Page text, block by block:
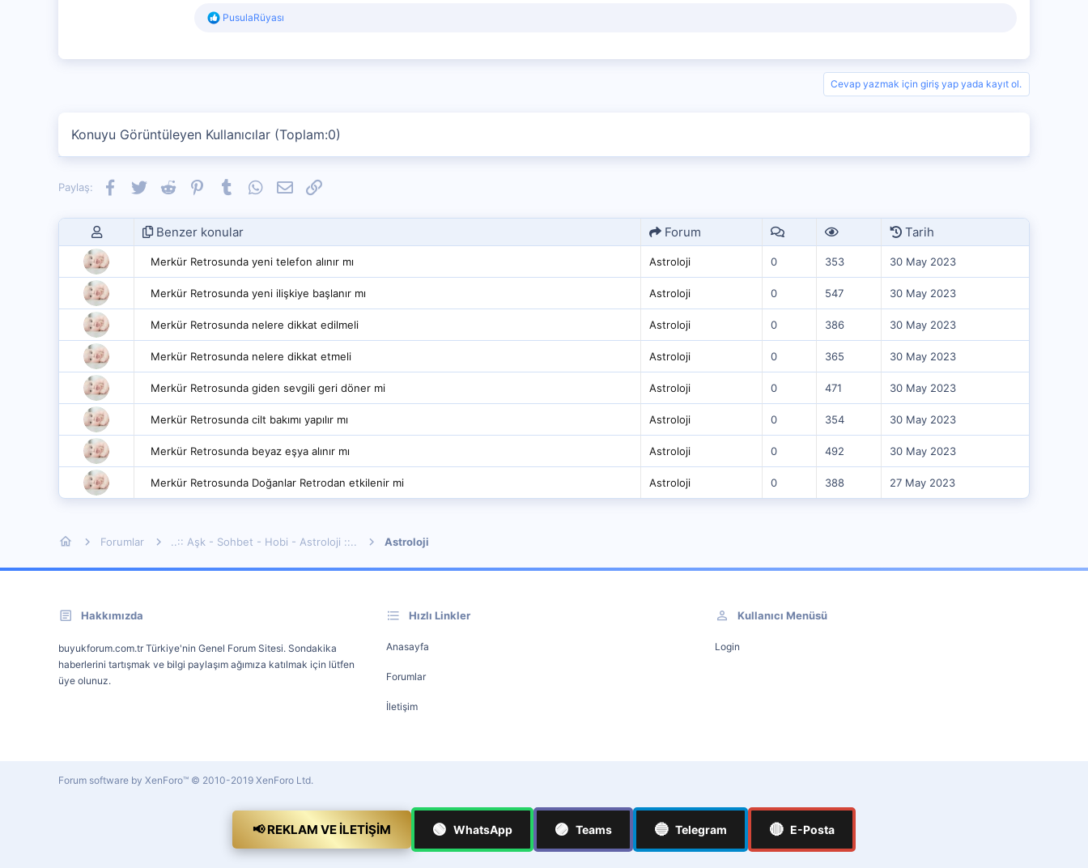
R
:
PusulaRüyası
Cevap yazmak için giriş yap yada kayıt ol.
Konuyu Görüntüleyen Kullanıcılar (Toplam:0)
Paylaş: Facebook
TwitterReddit PinterestTumblrWhatsApp
E-postaLink
Benzer konular Forum Tarih
Merkür Retrosunda yeni telefon alınır mı Astroloji 0 353 30 May 2023
Merkür Retrosunda yeni ilişkiye başlanır mı Astroloji 0 547 30 May 2023
Merkür Retrosunda nelere dikkat edilmeli Astroloji 0 386 30 May 2023
Merkür Retrosunda nelere dikkat etmeli Astroloji 0 365 30 May 2023
Merkür Retrosunda giden sevgili geri döner mi Astroloji 0 471 30 May 2023
Merkür Retrosunda cilt bakımı yapılır mı Astroloji 0 354 30 May 2023
Merkür Retrosunda beyaz eşya alınır mı Astroloji 0 492 30 May 2023
Merkür Retrosunda Doğanlar Retrodan etkilenir mi Astroloji 0 388 27 May 2023
Forumlar ..:: Aşk - Sohbet - Hobi - Astroloji ::.. Astroloji
Hakkımızda
buyukforum.com.tr Türkiye'nin Genel Forum Sitesi. Sondakika
haberlerini tartışmak ve bilgi paylaşım ağımıza katılmak için lütfen
üye olunuz.
Hızlı Linkler
Anasayfa
Forumlar
İletişim
Kullanıcı Menüsü
Login
Forum software by XenForo™ © 2010-2019 XenForo Ltd.
📢 REKLAM VE İLETIŞIM 🟢 WhatsApp 🟣 Teams 🔵 Telegram 🔴 E-Posta